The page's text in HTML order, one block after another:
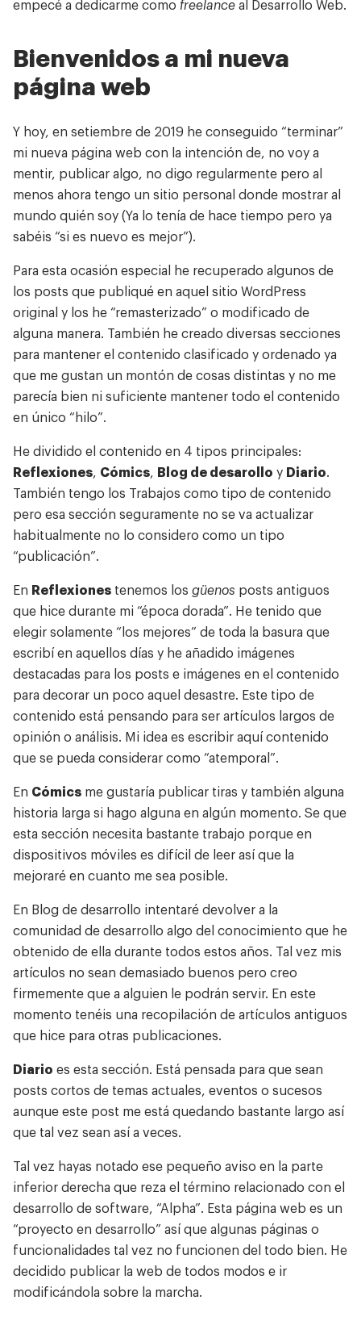
empecé a dedicarme como freelance al Desarrollo Web.
Bienvenidos a mi nueva
página web
Y hoy, en setiembre de 2019 he conseguido “terminar”
mi nueva página web con la intención de, no voy a
mentir, publicar algo, no digo regularmente pero al
menos ahora tengo un sitio personal donde mostrar al
mundo quién soy (Ya lo tenía de hace tiempo pero ya
sabéis “si es nuevo es mejor”).
Para esta ocasión especial he recuperado algunos de
los posts que publiqué en aquel sitio WordPress
original y los he “remasterizado” o modificado de
alguna manera. También he creado diversas secciones
para mantener el contenido clasificado y ordenado ya
que me gustan un montón de cosas distintas y no me
parecía bien ni suficiente mantener todo el contenido
en único “hilo”.
He dividido el contenido en 4 tipos principales:
Reflexiones, Cómics, Blog de desarollo y Diario.
También tengo los Trabajos como tipo de contenido
pero esa sección seguramente no se va actualizar
habitualmente no lo considero como un tipo
“publicación”.
En Reflexiones tenemos los güenos posts antiguos
que hice durante mi “época dorada”. He tenido que
elegir solamente “los mejores” de toda la basura que
escribí en aquellos días y he añadido imágenes
destacadas para los posts e imágenes en el contenido
para decorar un poco aquel desastre. Este tipo de
contenido está pensando para ser artículos largos de
opinión o análisis. Mi idea es escribir aquí contenido
que se pueda considerar como “atemporal”.
En Cómics me gustaría publicar tiras y también alguna
historia larga si hago alguna en algún momento. Se que
esta sección necesita bastante trabajo porque en
dispositivos móviles es difícil de leer así que la
mejoraré en cuanto me sea posible.
En Blog de desarrollo intentaré devolver a la
comunidad de desarrollo algo del conocimiento que he
obtenido de ella durante todos estos años. Tal vez mis
artículos no sean demasiado buenos pero creo
firmemente que a alguien le podrán servir. En este
momento tenéis una recopilación de artículos antiguos
que hice para otras publicaciones.
Diario es esta sección. Está pensada para que sean
posts cortos de temas actuales, eventos o sucesos
aunque este post me está quedando bastante largo así
que tal vez sean así a veces.
Tal vez hayas notado ese pequeño aviso en la parte
inferior derecha que reza el término relacionado con el
desarrollo de software, “Alpha”. Esta página web es un
“proyecto en desarrollo” así que algunas páginas o
funcionalidades tal vez no funcionen del todo bien. He
decidido publicar la web de todos modos e ir
modificándola sobre la marcha.